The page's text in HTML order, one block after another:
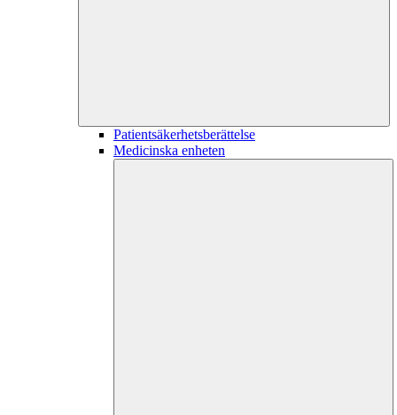
Patientsäkerhetsberättelse
Medicinska enheten